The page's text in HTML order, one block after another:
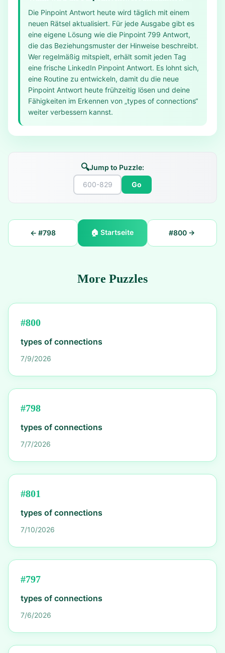
Die Pinpoint Antwort heute wird täglich mit einem
neuen Rätsel aktualisiert. Für jede Ausgabe gibt es
eine eigene Lösung wie die Pinpoint 799 Antwort,
die das Beziehungsmuster der Hinweise beschreibt.
Wer regelmäßig mitspielt, erhält somit jeden Tag
eine frische LinkedIn Pinpoint Antwort. Es lohnt sich,
eine Routine zu entwickeln, damit du die neue
Pinpoint Antwort heute frühzeitig lösen und deine
Fähigkeiten im Erkennen von „types of connections“
weiter verbessern kannst.
🔍Jump to Puzzle:
Go
← #798 🏠Startseite #800 →
More Puzzles
#800
types of connections
7/9/2026
#798
types of connections
7/7/2026
#801
types of connections
7/10/2026
#797
types of connections
7/6/2026